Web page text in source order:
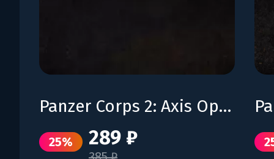
Panzer Corps 2: Axis Operations – 1939
25% 289 ₽